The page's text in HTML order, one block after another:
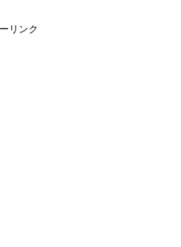
リンク